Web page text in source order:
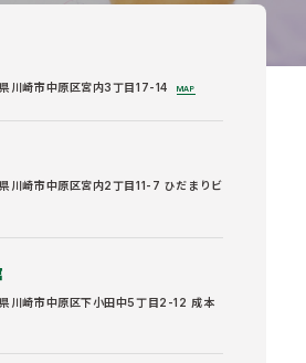
川崎市中原区宮内3丁目17-14 MAP
川崎市中原区宮内2丁目11-7 ひだまりビ
川崎市中原区下小田中5丁目2-12 成本